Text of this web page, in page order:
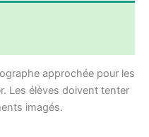
approchée pour les
Les élèves doivent tenter
imagés.